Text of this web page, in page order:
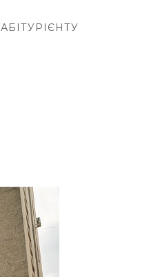
АБІТУРІЄНТУ